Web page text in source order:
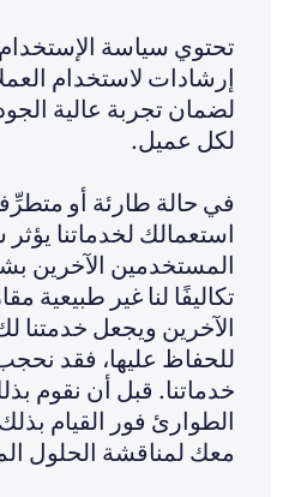
تحتوي سياسة
لضمان تجربة عالية
لكل عميل.
في حالة طارئة أو
استعمالك لخدماتنا
المستخدمين الآخرين
تكاليفًا لنا غير طبيعية
الآخرين ويجعل خدمتنا
للحفاظ عليها، فقد
خدماتنا. قبل أن نقوم
الطوارئ فور القيام
معك لمناقشة الحلول